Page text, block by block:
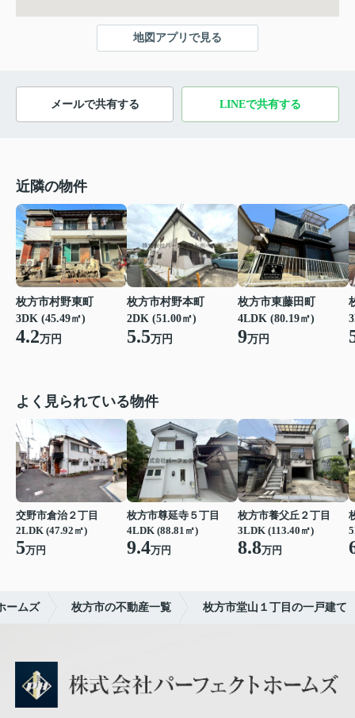
地図アプリで見る
メールで共有する LINEで共有する
近隣の物件
枚方市村野東町
3DK (45.49㎡)
4.2万円
枚方市村野本町
2DK (51.00㎡)
5.5万円
枚方市東藤田町
4LDK (80.19㎡)
9万円
よく見られている物件
交野市倉治２丁目
2LDK (47.92㎡)
5万円
枚方市尊延寺５丁目
4LDK (88.81㎡)
9.4万円
枚方市養父丘２丁目
3LDK (113.40㎡)
8.8万円
ームズ 枚方市の不動産一覧 枚方市堂山１丁目の一戸建て